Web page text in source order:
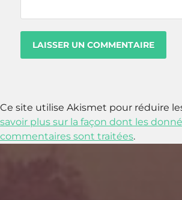
Ce site utilise Akismet pour réduire
savoir plus sur la façon dont les
commentaires sont traitées.